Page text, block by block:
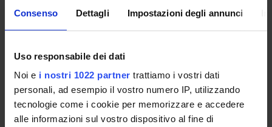
Consenso Dettagli Impostazioni degli annunci
Uso responsabile dei dati
Noi e i nostri 1022 partner trattiamo i vostri dati
personali, ad esempio il vostro numero IP, utilizzando
tecnologie come i cookie per memorizzare e accedere
alle informazioni sul vostro dispositivo al fine di
Elsa Michiel Derress
elsa michielderress univr it
ANNOUNCEMENTS
AVAILABLE DOCUMENTS